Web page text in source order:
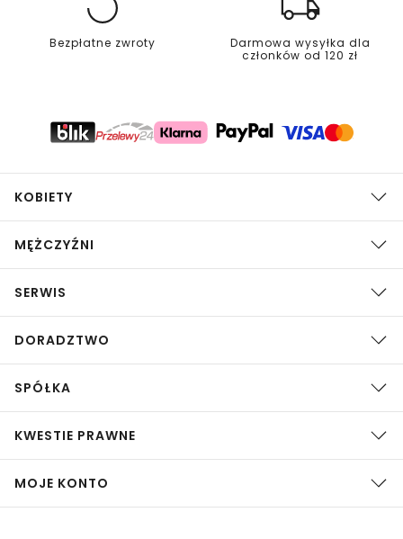
Bezpłatne zwroty
Darmowa wysyłka dla
członków od 120 zł
KOBIETY
MĘŻCZYŹNI
SERWIS
DORADZTWO
SPÓŁKA
KWESTIE PRAWNE
MOJE KONTO